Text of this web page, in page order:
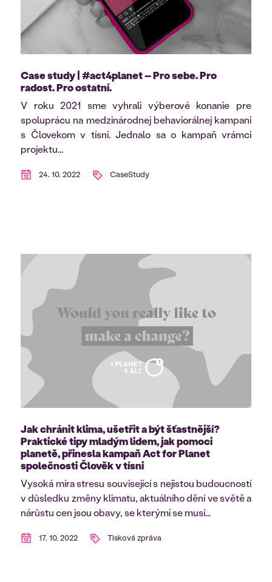
Case study | #act4planet – Pro sebe. Pro
radost. Pro ostatní.
V roku 2021 sme vyhrali výberové konanie pre
spoluprácu na medzinárodnej behaviorálnej kampani
s Človekom v tísni. Jednalo sa o kampaň vrámci
projektu...
24. 10. 2022 CaseStudy
Jak chránit klima, ušetřit a být šťastnější?
Praktické tipy mladým lidem, jak pomoci
planetě, přinesla kampaň Act for Planet
společnosti Člověk v tísni
Vysoká míra stresu související s nejistou budoucností
v důsledku změny klimatu, aktuálního dění ve světě a
nárůstu cen jsou obavy, se kterými se musí...
17. 10. 2022 Tisková zpráva